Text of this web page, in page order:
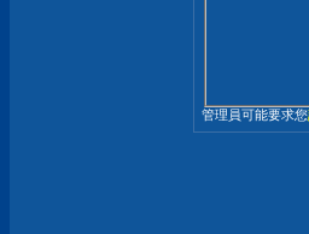
管理員可能要求您